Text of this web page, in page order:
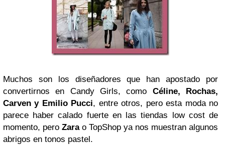
Muchos son los diseñadores que han apostado por
convertirnos en Candy Girls, como Céline, Rochas,
Carven y Emilio Pucci, entre otros, pero esta moda no
parece haber calado fuerte en las tiendas low cost de
momento, pero Zarao TopShop ya nos muestran algunos
abrigos en tonos pastel.